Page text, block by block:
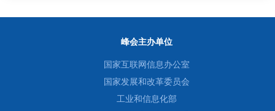
峰会主办单位
国家互联网信息办公室
国家发展和改革委员会
工业和信息化部